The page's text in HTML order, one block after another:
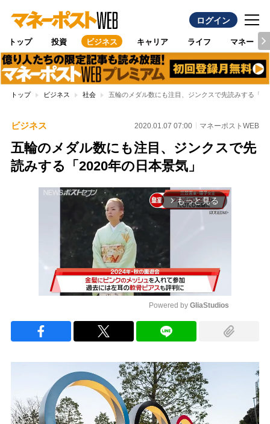
ログイン
トップ 投資 ビジネス キャリア ライフ マネー
トップ ビジネス 社会 五輪のメダル数にも注目、ジンクスで先読みする「
ビジネス 2020.01.07 07:00 マネーポストWEB
五輪のメダル数にも注目、ジンクスで先
読みする「2020年の日本景気」
arrow_forward_ios もっと見る
Powered by GliaStudios